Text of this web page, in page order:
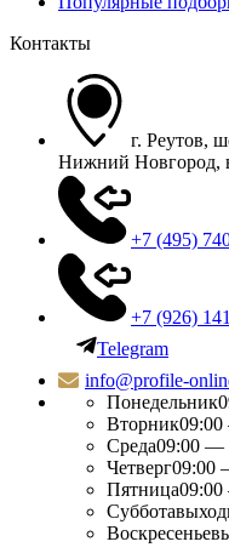
Контакты
г. Реутов,
Нижний Новгород,
+7 (495)
+7 (926)
Telegram
info@profile-
Понедельник
Вторник
Среда09:00 —
Четверг09:00
Пятница
Суббота
Воскресенье